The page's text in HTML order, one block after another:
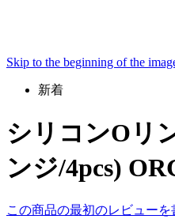
Skip to the beginning of the
新着
シリコンOリ
ンジ/4pcs)
この商品の最初のレビューを